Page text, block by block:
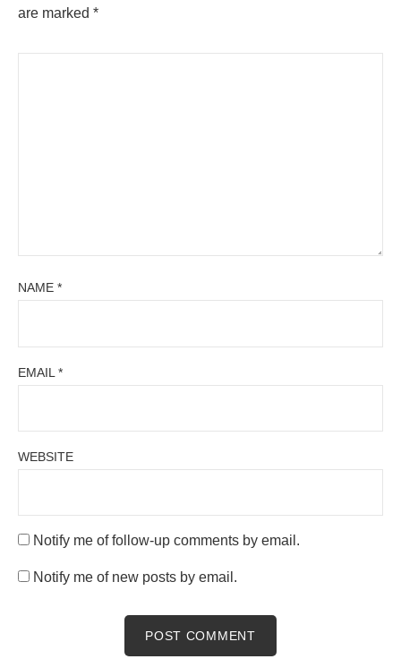
are marked *
NAME *
EMAIL *
WEBSITE
Notify me of follow-up comments by email.
Notify me of new posts by email.